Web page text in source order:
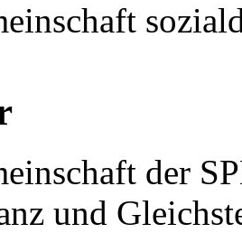
der
und